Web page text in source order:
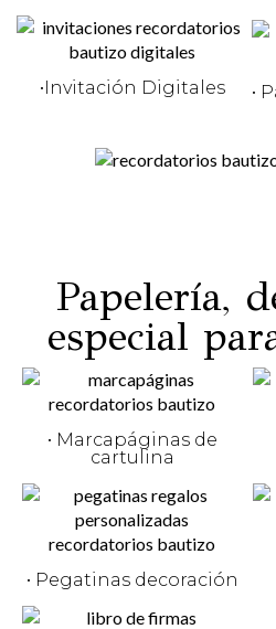
•Invitación Digitales
•
Papelería,
especial
• Marcapáginas de
cartulina
• Pegatinas decoración